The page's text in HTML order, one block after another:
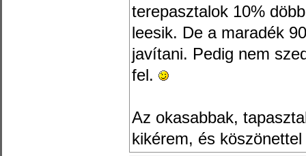
terepasztalok 10%
leesik. De a maradék
javítani. Pedig nem
fel.
Az okasabbak,
kikérem, és